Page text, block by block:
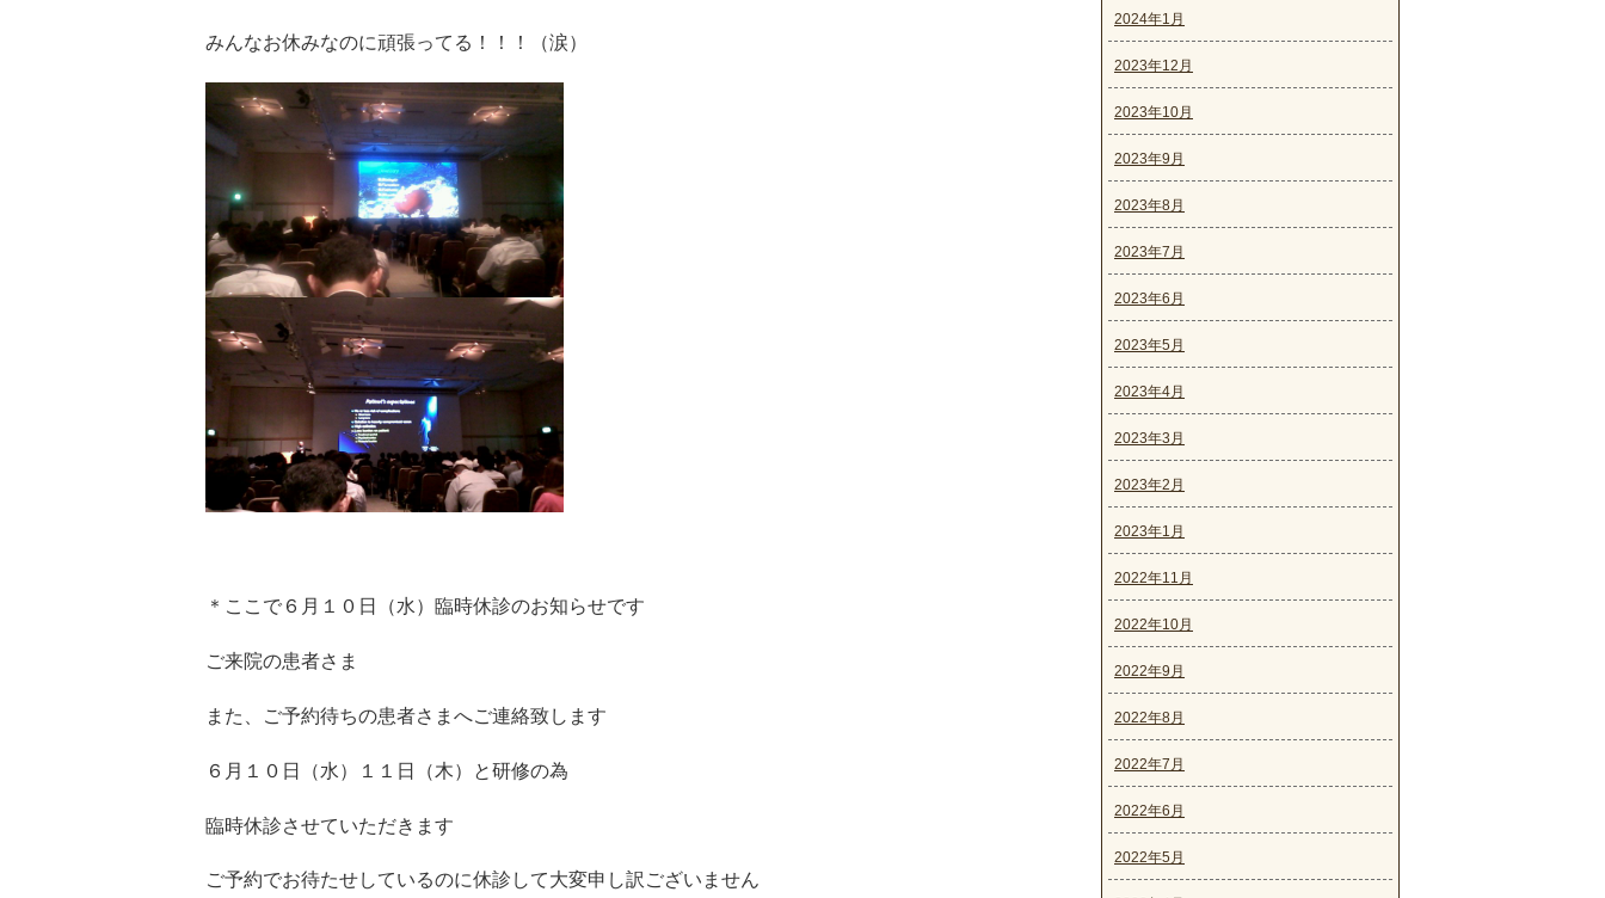
みんなお休みなのに頑張ってる！！！（涙）
＊ここで６月１０日（水）臨時休診のお知らせです
ご来院の患者さま
また、ご予約待ちの患者さまへご連絡致します
６月１０日（水）１１日（木）と研修の為
臨時休診させていただきます
ご予約でお待たせしているのに休診して大変申し訳ございません
2024年1月
2023年12月
2023年10月
2023年9月
2023年8月
2023年7月
2023年6月
2023年5月
2023年4月
2023年3月
2023年2月
2023年1月
2022年11月
2022年10月
2022年9月
2022年8月
2022年7月
2022年6月
2022年5月